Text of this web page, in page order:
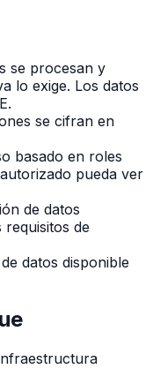
se procesan y
lo exige. Los datos
se cifran en
basado en roles
pueda ver
de datos
de
datos disponible